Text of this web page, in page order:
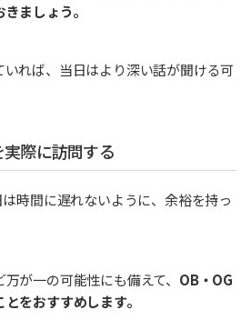
ましょう。
れば、当日はより深い話が聞ける可
実際に訪問する
時間に遅れないように、余裕を持っ
が一の可能性にも備えて、 OB・OG
をおすすめします。